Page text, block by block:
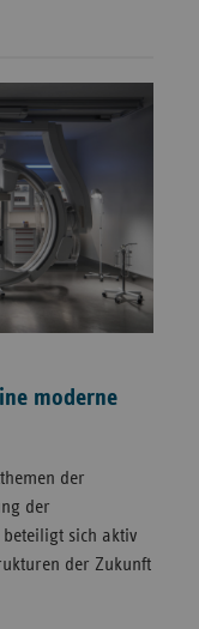
moderne
der
der
beteiligt sich aktiv
der Zukunft